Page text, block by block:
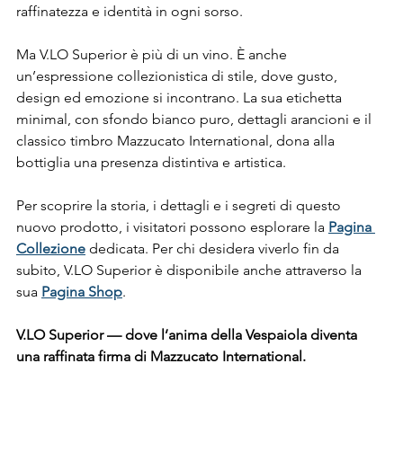
raffinatezza e identità in ogni sorso.
Ma V.LO Superior è più di un vino. È anche
un’espressione collezionistica di stile, dove gusto,
design ed emozione si incontrano. La sua etichetta
minimal, con sfondo bianco puro, dettagli arancioni e il
classico timbro Mazzucato International, dona alla
bottiglia una presenza distintiva e artistica.
Per scoprire la storia, i dettagli e i segreti di questo
nuovo prodotto, i visitatori possono esplorare la Pagina
Collezione dedicata. Per chi desidera viverlo fin da
subito, V.LO Superior è disponibile anche attraverso la
sua Pagina Shop.
V.LO Superior — dove l’anima della Vespaiola diventa
una raffinata firma di Mazzucato International.